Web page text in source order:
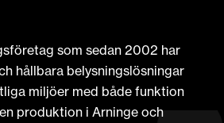
som sedan 2002 har
hållbara belysningslösningar
miljöer med både funktion
produktion i Arninge och